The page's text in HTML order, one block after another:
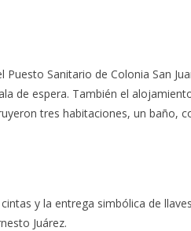
Sanitario de Colonia San
de espera. También el
tres habitaciones, un baño,
y la entrega simbólica de
Juárez.